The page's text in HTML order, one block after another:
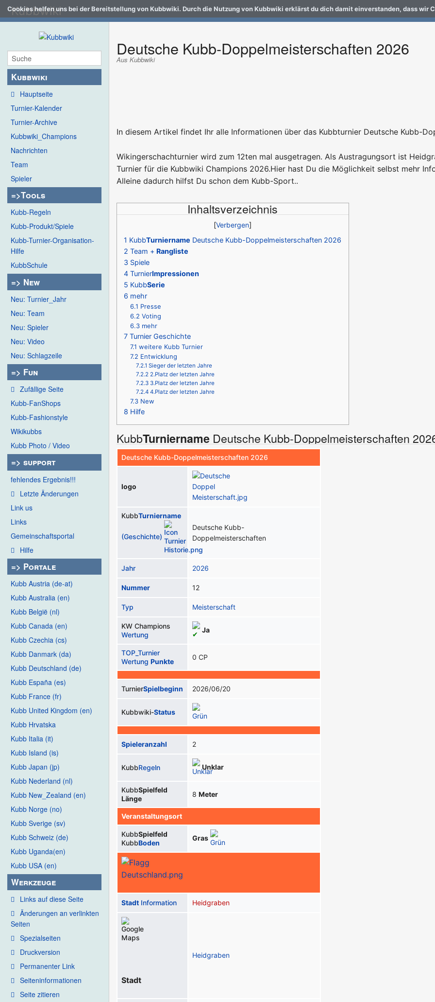
Cookies helfen uns bei der Bereitstellung von Kubbwiki. Durch die Nutzung von Kubbwiki erklärst du dich damit einverstanden, dass wir
Kubbwiki
Kubbwiki
Hauptseite
Turnier-Kalender
Turnier-Archive
Kubbwiki_Champions
Nachrichten
Team
Spieler
=>Tools
Kubb-Regeln
Kubb-Produkt/Spiele
Kubb-Turnier-Organisation-
Hilfe
KubbSchule
=> New
Neu: Turnier_Jahr
Neu: Team
Neu: Spieler
Neu: Video
Neu: Schlagzeile
=> Fun
Zufällige Seite
Kubb-FanShops
Kubb-Fashionstyle
Wikikubbs
Kubb Photo / Video
=> support
fehlendes Ergebnis!!!
Letzte Änderungen
Link us
Links
Gemeinschafts­portal
Hilfe
=> Portale
Kubb Austria (de-at)
Kubb Australia (en)
Kubb België (nl)
Kubb Canada (en)
Kubb Czechia (cs)
Kubb Danmark (da)
Kubb Deutschland (de)
Kubb España (es)
Kubb France (fr)
Kubb United Kingdom (en)
Kubb Hrvatska
Kubb Italia (it)
Kubb Island (is)
Kubb Japan (jp)
Kubb Nederland (nl)
Kubb New_Zealand (en)
Kubb Norge (no)
Kubb Sverige (sv)
Kubb Schweiz (de)
Kubb Uganda(en)
Kubb USA (en)
Werkzeuge
Links auf diese Seite
Änderungen an verlinkten
Seiten
Spezialseiten
Druckversion
Permanenter Link
Seiten­informationen
Seite zitieren
Deutsche Kubb-Doppelmeisterschaften 2026
Aus Kubbwiki
In diesem Artikel findet Ihr alle Informationen über das Kubbturnier Deutsche Kubb-
Wikingerschachturnier wird zum 12ten mal ausgetragen. Als Austragungsort ist
Turnier für die Kubbwiki Champions 2026.Hier hast Du die Möglichkeit selbst mehr
Alleine dadurch hilfst Du schon dem Kubb-Sport..
Inhaltsverzeichnis
1 KubbTurniername Deutsche Kubb-Doppelmeisterschaften 2026
2 Team + Rangliste
3 Spiele
4 TurnierImpressionen
5 KubbSerie
6 mehr
6.1 Presse
6.2 Voting
6.3 mehr
7 Turnier Geschichte
7.1 weitere Kubb Turnier
7.2 Entwicklung
7.2.1 Sieger der letzten Jahre
7.2.2 2.Platz der letzten Jahre
7.2.3 3.Platz der letzten Jahre
7.2.4 4.Platz der letzten Jahre
7.3 New
8 Hilfe
KubbTurniername Deutsche Kubb-Doppelmeisterschaften
Deutsche Kubb-Doppelmeisterschaften 2026
logo
KubbTurniername
(Geschichte)
Deutsche Kubb-
Doppelmeisterschaften
Jahr 2026
Nummer 12
Typ Meisterschaft
KW Champions
Wertung
Ja
TOP_Turnier
WertungPunkte
0 CP
TurnierSpielbeginn 2026/06/20
Kubbwiki-Status
Spieleranzahl 2
KubbRegeln Unklar
KubbSpielfeld
Länge
8Meter
Veranstaltungsort
KubbSpielfeld
KubbBoden
Gras
Stadt Information Heidgraben
Stadt
Heidgraben